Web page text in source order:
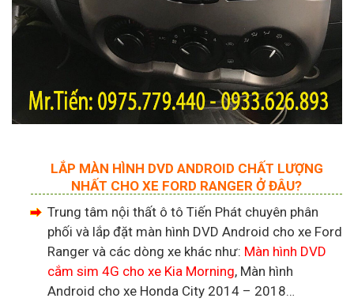
LẮP MÀN HÌNH DVD ANDROID CHẤT LƯỢNG
NHẤT CHO XE FORD RANGER Ở ĐÂU?
Trung tâm nội thất ô tô Tiến Phát chuyên phân
phối và lắp đặt màn hình DVD Android cho xe Ford
Ranger và các dòng xe khác như: Màn hình DVD
cắm sim 4G cho xe Kia Morning, Màn hình
Android cho xe Honda City 2014 – 2018…